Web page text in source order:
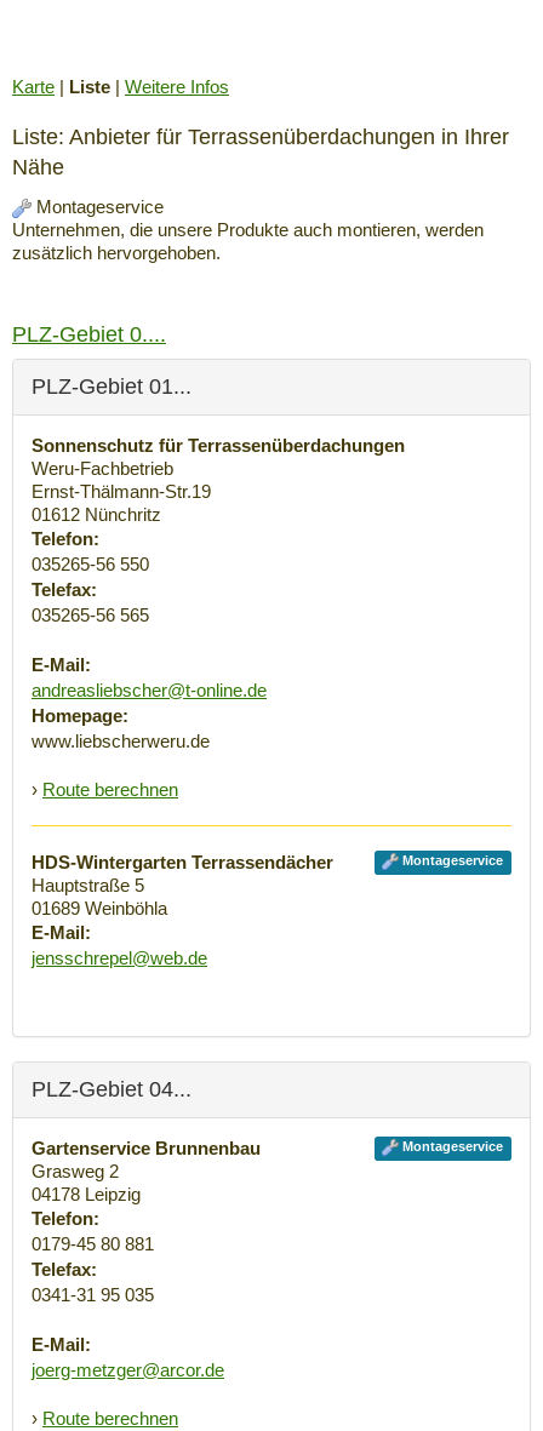
Karte | Liste | Weitere Infos
Liste: Anbieter für Terrassenüberdachungen in Ihrer
Nähe
Montageservice
Unternehmen, die unsere Produkte auch montieren, werden
zusätzlich hervorgehoben.
PLZ-Gebiet 0....
PLZ-Gebiet 01...
Sonnenschutz für Terrassenüberdachungen
Weru-Fachbetrieb
Ernst-Thälmann-Str.19
01612 Nünchritz
Telefon:
035265-56 550
Telefax:
035265-56 565
E-Mail:
andreasliebscher@t-online.de
Homepage:
www.liebscherweru.de
› Route berechnen
Montageservice
HDS-Wintergarten Terrassendächer
Hauptstraße 5
01689 Weinböhla
E-Mail:
jensschrepel@web.de
PLZ-Gebiet 04...
Montageservice
Gartenservice Brunnenbau
Grasweg 2
04178 Leipzig
Telefon:
0179-45 80 881
Telefax:
0341-31 95 035
E-Mail:
joerg-metzger@arcor.de
› Route berechnen